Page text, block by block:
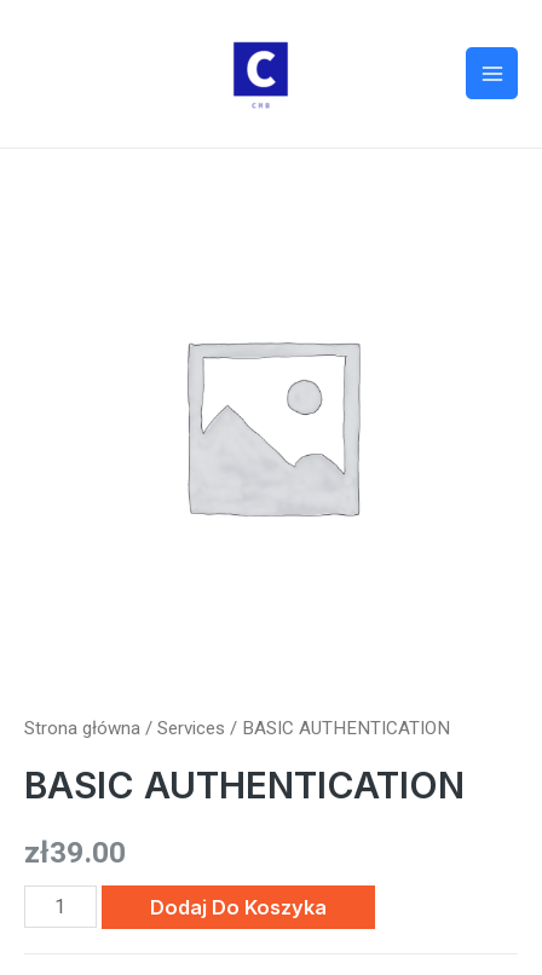
Strona główna / Services / BASIC AUTHENTICATION
BASIC AUTHENTICATION
zł39.00
ilość
Dodaj Do Koszyka